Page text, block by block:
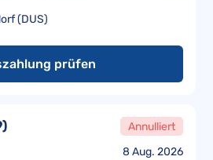
(DUS)
prüfen
8 Aug. 2026
) Annulliert